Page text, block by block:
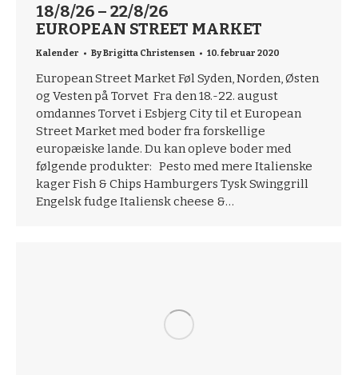
18/8/26 – 22/8/26
EUROPEAN STREET MARKET
Kalender ByBrigitta Christensen 10. februar 2020
European Street Market Føl Syden, Norden, Østen
og Vesten på Torvet Fra den 18.-22. august
omdannes Torvet i Esbjerg City til et European
Street Market med boder fra forskellige
europæiske lande. Du kan opleve boder med
følgende produkter: Pesto med mere Italienske
kager Fish & Chips Hamburgers Tysk Swinggrill
Engelsk fudge Italiensk cheese &…